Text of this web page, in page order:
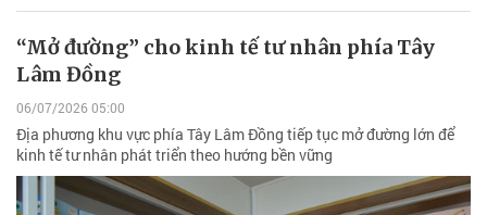
“Mở đường” cho kinh tế tư nhân phía Tây
Lâm Đồng
06/07/2026 05:00
Địa phương khu vực phía Tây Lâm Đồng tiếp tục mở đường lớn để
kinh tế tư nhân phát triển theo hướng bền vững